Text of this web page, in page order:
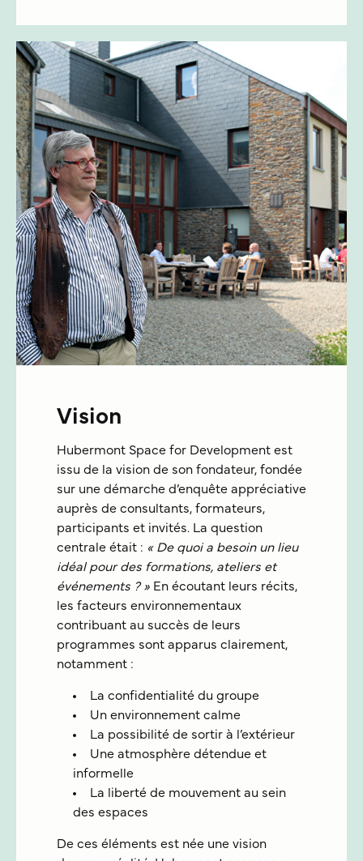
Vision
Hubermont Space for Development est
issu de la vision de son fondateur, fondée
sur une démarche d’enquête appréciative
auprès de consultants, formateurs,
participants et invités. La question
centrale était : « De quoi a besoin un lieu
idéal pour des formations, ateliers et
événements ? » En écoutant leurs récits,
les facteurs environnementaux
contribuant au succès de leurs
programmes sont apparus clairement,
notamment :
La confidentialité du groupe
Un environnement calme
La possibilité de sortir à l’extérieur
Une atmosphère détendue et
informelle
La liberté de mouvement au sein
des espaces
De ces éléments est née une vision